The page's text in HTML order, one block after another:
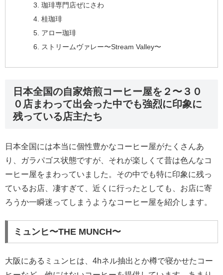
珈琲専門店ぜにさわ
桂珈琲
アロー珈琲
ストリームヴァレー〜Stream Valley〜
日本全国の自家焙煎コーヒー屋を２〜３０
０店まわって出会った中でも強烈に印象に
残っている店主たち
日本全国には本当に個性豊かなコーヒー屋がたくさんあ
り、ガラパゴス状態ですが、それが楽しくて昔は色んなコ
ーヒー屋をまわっていました。その中でも特に印象に残っ
ているお店、凄すぎて、近くに行ったとしても、お店に寄
ろうか一瞬迷ってしまうようなコーヒー屋を紹介します。
ミュンヒ〜THE MUNCH〜
大阪にあるミュンヒは、4hネル抽出とか樽で寝かせたコー